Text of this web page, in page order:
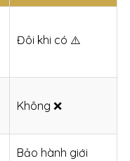
Đôi khi có ⚠️
Không ❌
Bảo hành giới